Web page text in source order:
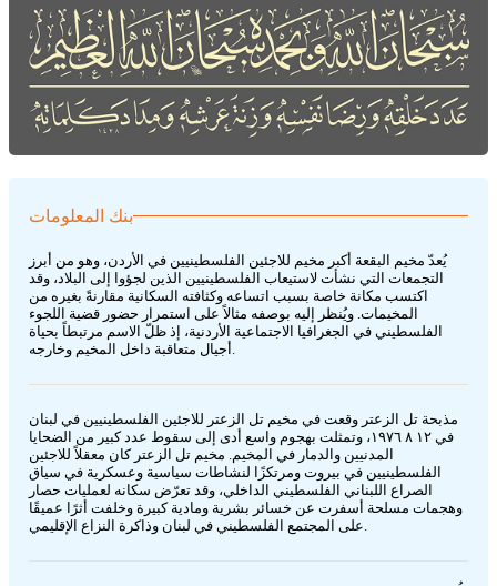
بنك المعلومات
يُعدّ مخيم البقعة أكبر مخيم للاجئين الفلسطينيين في الأردن، وهو من أبرز
التجمعات التي نشأت لاستيعاب الفلسطينيين الذين لجؤوا إلى البلاد، وقد
اكتسب مكانة خاصة بسبب اتساعه وكثافته السكانية مقارنةً بغيره من
المخيمات. ويُنظر إليه بوصفه مثالاً على استمرار حضور قضية اللجوء
الفلسطيني في الجغرافيا الاجتماعية الأردنية، إذ ظلّ الاسم مرتبطاً بحياة
أجيال متعاقبة داخل المخيم وخارجه.
مذبحة تل الزعتر وقعت في مخيم تل الزعتر للاجئين الفلسطينيين في لبنان
في ١٢ ٨ ١٩٧٦، وتمثلت بهجوم واسع أدى إلى سقوط عدد كبير من الضحايا
المدنيين والدمار في المخيم. مخيم تل الزعتر كان معقلاً للاجئين
الفلسطينيين في بيروت ومرتكزًا لنشاطات سياسية وعسكرية في سياق
الصراع اللبناني الفلسطيني الداخلي، وقد تعرّض سكانه لعمليات حصار
وهجمات مسلحة أسفرت عن خسائر بشرية ومادية كبيرة وخلفت أثرًا عميقًا
على المجتمع الفلسطيني في لبنان وذاكرة النزاع الإقليمي.